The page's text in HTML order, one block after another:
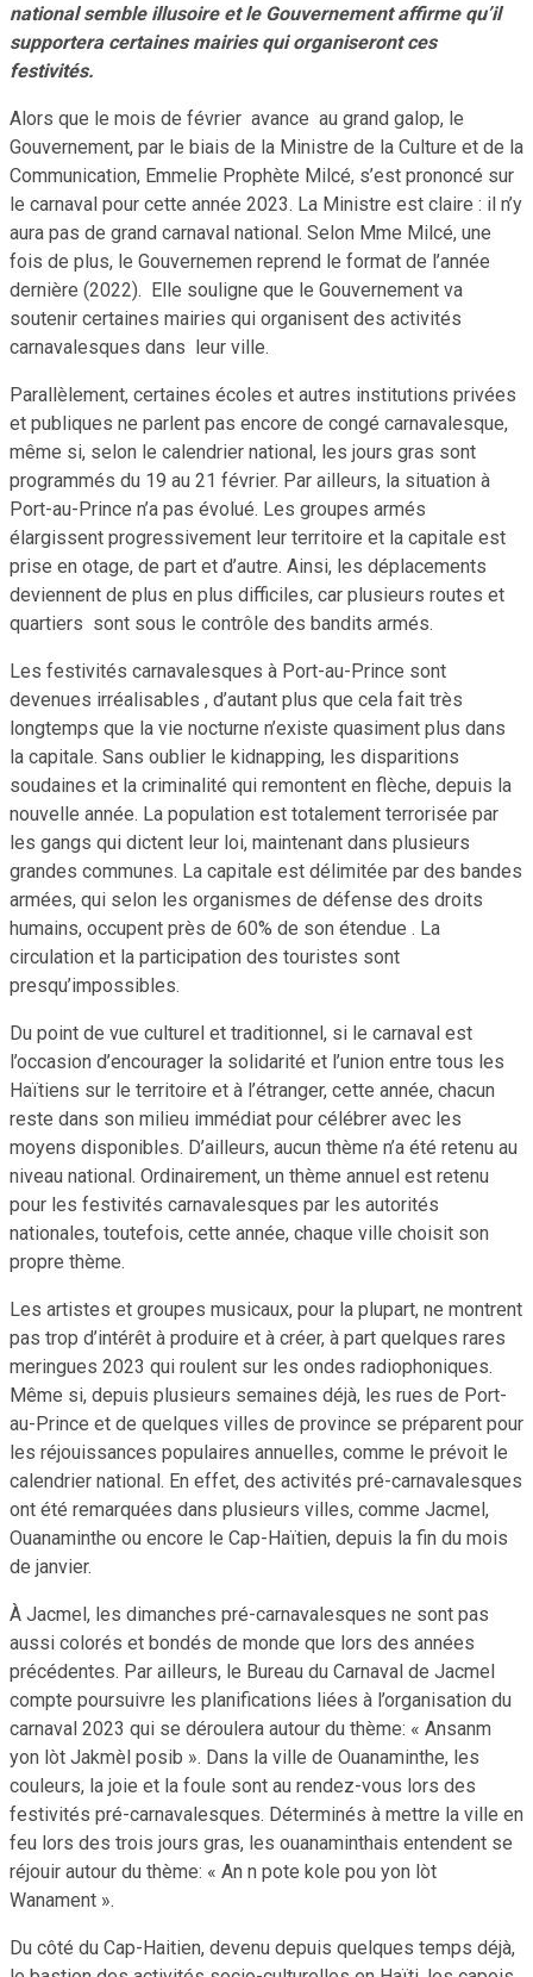
national semble illusoire et le Gouvernement affirme qu’il
supportera certaines mairies qui organiseront ces
festivités.
Alors que le mois de février avance au grand galop, le
Gouvernement, par le biais de la Ministre de la Culture et de la
Communication, Emmelie Prophète Milcé, s’est prononcé sur
le carnaval pour cette année 2023. La Ministre est claire : il n’y
aura pas de grand carnaval national. Selon Mme Milcé, une
fois de plus, le Gouvernemen reprend le format de l’année
dernière (2022). Elle souligne que le Gouvernement va
soutenir certaines mairies qui organisent des activités
carnavalesques dans leur ville.
Parallèlement, certaines écoles et autres institutions privées
et publiques ne parlent pas encore de congé carnavalesque,
même si, selon le calendrier national, les jours gras sont
programmés du 19 au 21 février. Par ailleurs, la situation à
Port-au-Prince n’a pas évolué. Les groupes armés
élargissent progressivement leur territoire et la capitale est
prise en otage, de part et d’autre. Ainsi, les déplacements
deviennent de plus en plus difficiles, car plusieurs routes et
quartiers sont sous le contrôle des bandits armés.
Les festivités carnavalesques à Port-au-Prince sont
devenues irréalisables , d’autant plus que cela fait très
longtemps que la vie nocturne n’existe quasiment plus dans
la capitale. Sans oublier le kidnapping, les disparitions
soudaines et la criminalité qui remontent en flèche, depuis la
nouvelle année. La population est totalement terrorisée par
les gangs qui dictent leur loi, maintenant dans plusieurs
grandes communes. La capitale est délimitée par des bandes
armées, qui selon les organismes de défense des droits
humains, occupent près de 60% de son étendue . La
circulation et la participation des touristes sont
presqu’impossibles.
Du point de vue culturel et traditionnel, si le carnaval est
l’occasion d’encourager la solidarité et l’union entre tous les
Haïtiens sur le territoire et à l’étranger, cette année, chacun
reste dans son milieu immédiat pour célébrer avec les
moyens disponibles. D’ailleurs, aucun thème n’a été retenu au
niveau national. Ordinairement, un thème annuel est retenu
pour les festivités carnavalesques par les autorités
nationales, toutefois, cette année, chaque ville choisit son
propre thème.
Les artistes et groupes musicaux, pour la plupart, ne montrent
pas trop d’intérêt à produire et à créer, à part quelques rares
meringues 2023 qui roulent sur les ondes radiophoniques.
Même si, depuis plusieurs semaines déjà, les rues de Port-
au-Prince et de quelques villes de province se préparent pour
les réjouissances populaires annuelles, comme le prévoit le
calendrier national. En effet, des activités pré-carnavalesques
ont été remarquées dans plusieurs villes, comme Jacmel,
Ouanaminthe ou encore le Cap-Haïtien, depuis la fin du mois
de janvier.
À Jacmel, les dimanches pré-carnavalesques ne sont pas
aussi colorés et bondés de monde que lors des années
précédentes. Par ailleurs, le Bureau du Carnaval de Jacmel
compte poursuivre les planifications liées à l’organisation du
carnaval 2023 qui se déroulera autour du thème: « Ansanm
yon lòt Jakmèl posib ». Dans la ville de Ouanaminthe, les
couleurs, la joie et la foule sont au rendez-vous lors des
festivités pré-carnavalesques. Déterminés à mettre la ville en
feu lors des trois jours gras, les ouanaminthais entendent se
réjouir autour du thème: « An n pote kole pou yon lòt
Wanament ».
Du côté du Cap-Haitien, devenu depuis quelques temps déjà,